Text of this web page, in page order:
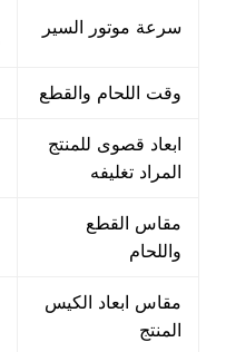
سرعة موتور السير
وقت اللحام والقطع
ابعاد قصوى للمنتج
المراد تغليفه
مقاس القطع
واللحام
مقاس ابعاد الكيس
المنتج